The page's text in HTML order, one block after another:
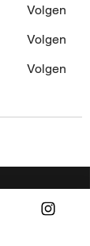
Volgen
Volgen
Volgen